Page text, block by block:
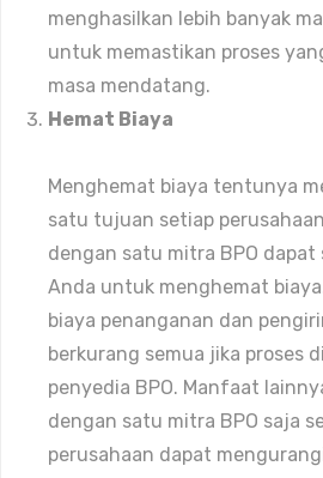
menghasilkan lebih banyak
untuk memastikan proses
masa mendatang.
Hemat Biaya
Menghemat biaya tentunya
satu tujuan setiap
dengan satu mitra BPO
Anda untuk menghemat
biaya penanganan dan
berkurang semua jika proses
penyedia BPO. Manfaat
dengan satu mitra BPO saja
perusahaan dapat